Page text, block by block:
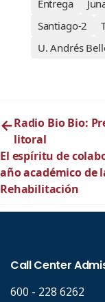
Entrega
Santiago-2
U. Andrés
←Radio Bio Bio:
litoral
El espíritu de
año académico de
Rehabilitación